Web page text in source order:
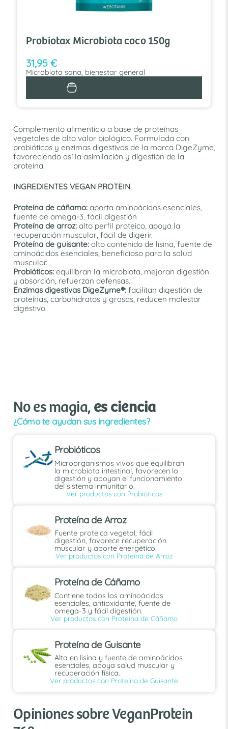
Probiotax Microbiota coco 150g
31,95 €
Microbiota sana, bienestar general
Complemento alimenticio a base de proteínas
vegetales de alto valor biológico. Formulada con
probióticos y enzimas digestivas de la marca DigeZyme,
favoreciendo así la asimilación y digestión de la
proteína.
INGREDIENTES VEGAN PROTEIN
Proteína de cáñamo:aporta aminoácidos esenciales,
fuente de omega-3, fácil digestión
Proteína de arroz:alto perfil proteico, apoya la
recuperación muscular, fácil de digerir.
Proteína de guisante:alto contenido de lisina, fuente de
aminoácidos esenciales, beneficioso para la salud
muscular.
Probióticos:equilibran la microbiota, mejoran digestión
y absorción, refuerzan defensas.
Enzimas digestivas DigeZyme®:facilitan digestión de
proteínas, carbohidratos y grasas, reducen malestar
digestivo.
No es magia, es ciencia
¿Cómo te ayudan sus ingredientes?
Probióticos
Microorganismos vivos que equilibran
la microbiota intestinal, favorecen la
digestión y apoyan el funcionamiento
del sistema inmunitario.
Ver productos con Probióticos
Proteína de Arroz
Fuente proteica vegetal, fácil
digestión, favorece recuperación
muscular y aporte energético.
Ver productos con Proteína de Arroz
Proteína de Cáñamo
Contiene todos los aminoácidos
esenciales, antioxidante, fuente de
omega-3 y fácil digestión.
Ver productos con Proteína de Cáñamo
Proteína de Guisante
Alta en lisina y fuente de aminoácidos
esenciales, apoya salud muscular y
recuperación física.
Ver productos con Proteína de Guisante
Opiniones sobre VeganProtein